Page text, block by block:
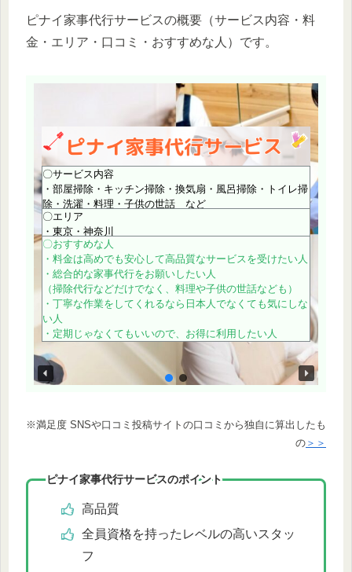
ピナイ家事代行サービスの概要（サービス内容・料
金・エリア・口コミ・おすすめな人）です。
〇サービス内容
・部屋掃除・キッチン掃除・換気扇・風呂掃除・トイレ掃
除・洗濯・料理・子供の世話 など
〇エリア
・東京・神奈川
〇おすすめな人
・料金は高めでも安心して高品質なサービスを受けたい人
・総合的な家事代行をお願いしたい人
（掃除代行などだけでなく、料理や子供の世話なども）
・丁寧な作業をしてくれるなら日本人でなくても気にしな
い人
・定期じゃなくてもいいので、お得に利用したい人
※満足度 SNSや口コミ投稿サイトの口コミから独自に算出したも
の ＞＞
ピナイ家事代行サービスのポイント
高品質
全員資格を持ったレベルの高いスタッ
フ